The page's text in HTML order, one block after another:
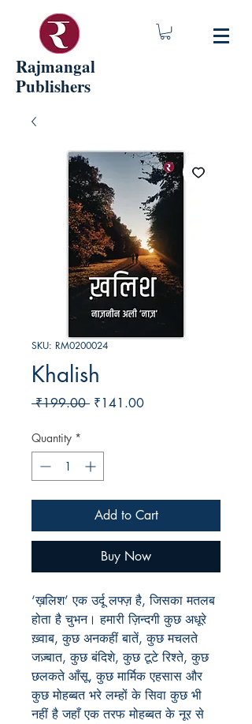
Rajmangal
Publishers
SKU: RM0200024
Khalish
₹199.00 Regular
₹141.00Sale
Quantity *
Add to Cart
Buy Now
‘ख़लिश’ एक उर्दू लफ्ज़ है, जिसका मतलब
होता है चुभन। हमारी ज़िन्दगी कुछ अधूरे
ख़्वाब, कुछ अनकहीं बातें, कुछ मचलते
जज़्बात, कुछ बंदिशे, कुछ टूटे रिश्ते, कुछ
छलकते आँसू, कुछ मार्मिक एहसास और
कुछ मोहब्बत भरे लम्हों के सिवा कुछ भी
नहीं है जहाँ एक तरफ मोहब्बत के नूर से